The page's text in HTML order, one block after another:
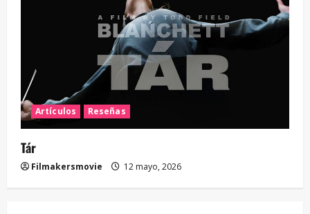
Artículos Reseñas
Tár
Filmakersmovie 12 mayo, 2026